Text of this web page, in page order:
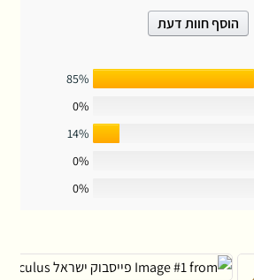
הוסף חוות דעת
85%
0%
14%
0%
0%